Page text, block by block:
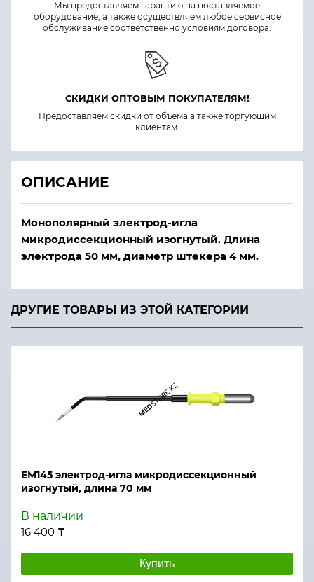
Мы предоставляем гарантию на поставляемое
оборудование, а также осуществляем любое сервисное
обслуживание соответственно условиям договора.
СКИДКИ ОПТОВЫМ ПОКУПАТЕЛЯМ!
Предоставляем скидки от объема а также торгующим
клиентам.
ОПИСАНИЕ
Монополярный электрод-игла
микродиссекционный изогнутый. Длина
электрода 50 мм, диаметр штекера 4 мм.
ДРУГИЕ ТОВАРЫ ИЗ ЭТОЙ КАТЕГОРИИ
ЕМ145 электрод-игла микродиссекционный
изогнутый, длина 70 мм
В наличии
16 400 ₸
Купить